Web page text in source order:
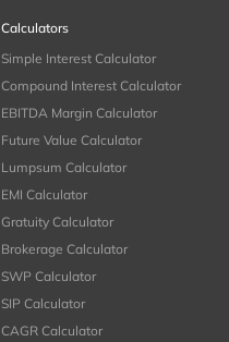
Calculators
Simple Interest Calculator
Compound Interest Calculator
EBITDA Margin Calculator
Future Value Calculator
Lumpsum Calculator
EMI Calculator
Gratuity Calculator
Brokerage Calculator
SWP Calculator
SIP Calculator
CAGR Calculator